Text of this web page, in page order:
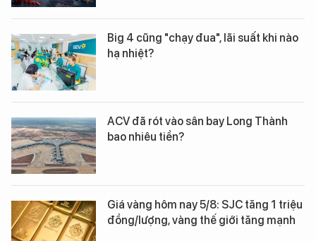
Big 4 cũng "chạy đua", lãi suất khi nào
hạ nhiệt?
ACV đã rót vào sân bay Long Thành
bao nhiêu tiền?
Giá vàng hôm nay 5/8: SJC tăng 1 triệu
đồng/lượng, vàng thế giới tăng mạnh